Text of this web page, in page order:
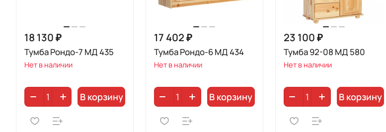
18 130 ₽
Тумба Рондо-7 МД 435
Нет в наличии
В корзину
17 402 ₽
Тумба Рондо-6 МД 434
Нет в наличии
В корзину
23 100 ₽
Тумба 92-08 МД 580
Нет в наличии
В корзину